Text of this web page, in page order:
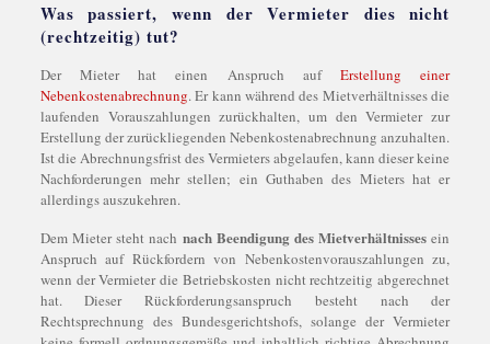
Was passiert, wenn der Vermieter dies nicht
(rechtzeitig) tut?
Der Mieter hat einen Anspruch aufErstellung einer
Nebenkostenabrechnung. Er kann während des Mietverhältnisses die
laufenden Vorauszahlungen zurückhalten, um den Vermieter zur
Erstellung der zurückliegenden Nebenkostenabrechnung anzuhalten.
Ist die Abrechnungsfrist des Vermieters abgelaufen, kann dieser keine
Nachforderungen mehr stellen; ein Guthaben des Mieters hat er
allerdings auszukehren.
Dem Mieter steht nach nach Beendigung des Mietverhältnisses ein
Anspruch auf Rückfordern von Nebenkostenvorauszahlungen zu,
wenn der Vermieter die Betriebskosten nicht rechtzeitig abgerechnet
hat. Dieser Rückforderungsanspruch besteht nach der
Rechtsprechnung des Bundesgerichtshofs, solange der Vermieter